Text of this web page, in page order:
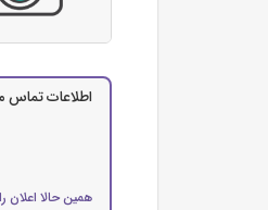
اطلاعات تماس
همین حالا